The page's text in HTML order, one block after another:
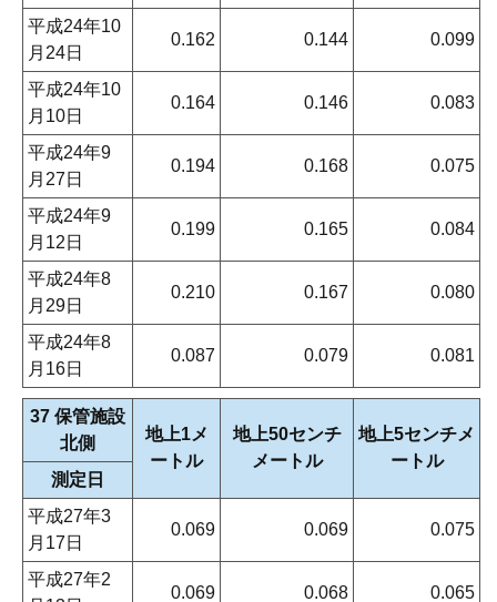
平成24年10
月24日
0.162 0.144 0.099
平成24年10
月10日
0.164 0.146 0.083
平成24年9
月27日
0.194 0.168 0.075
平成24年9
月12日
0.199 0.165 0.084
平成24年8
月29日
0.210 0.167 0.080
平成24年8
月16日
0.087 0.079 0.081
37 保管施設
北側
地上1メ
ートル
地上50センチ
メートル
地上5センチメ
ートル
測定日
平成27年3
月17日
0.069 0.069 0.075
平成27年2
0.069 0.068 0.065